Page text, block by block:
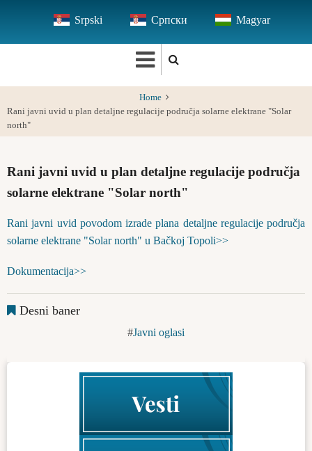
main
Srpski Српски Magyar
Home
Rani javni uvid u plan detaljne regulacije područja solarne elektrane "Solar
north"
Rani javni uvid u plan detaljne regulacije područja
solarne elektrane "Solar north"
Rani javni uvid povodom izrade plana detaljne regulacije područja
solarne elektrane "Solar north" u Bačkoj Topoli>>
Dokumentacija>>
Desni baner
Javni oglasi